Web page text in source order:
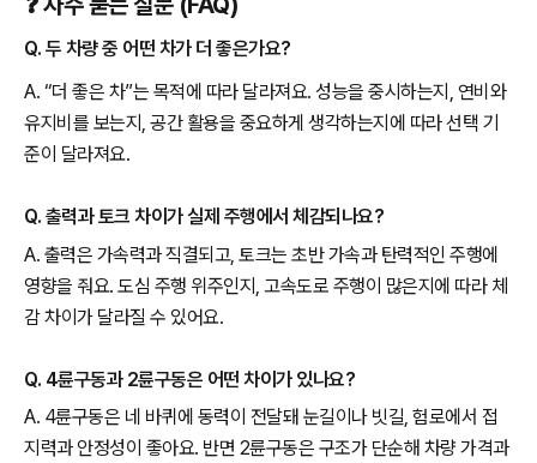
Q. 두 차량 중 어떤 차가 더 좋은가요?
A. “더 좋은 차”는 목적에 따라 달라져요. 성능을 중시하는지, 연비와
유지비를 보는지, 공간 활용을 중요하게 생각하는지에 따라 선택 기
준이 달라져요.
Q. 출력과 토크 차이가 실제 주행에서 체감되나요?
A. 출력은 가속력과 직결되고, 토크는 초반 가속과 탄력적인 주행에
영향을 줘요. 도심 주행 위주인지, 고속도로 주행이 많은지에 따라 체
감 차이가 달라질 수 있어요.
Q. 4륜구동과 2륜구동은 어떤 차이가 있나요?
A. 4륜구동은 네 바퀴에 동력이 전달돼 눈길이나 빗길, 험로에서 접
지력과 안정성이 좋아요. 반면 2륜구동은 구조가 단순해 차량 가격과